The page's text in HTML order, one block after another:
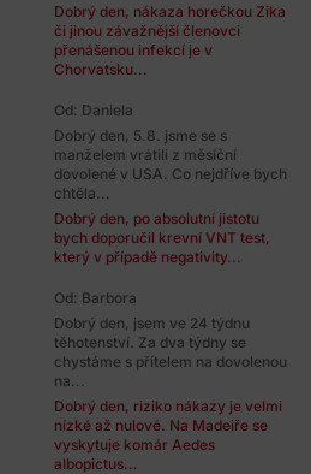
Dobrý den, nákaza horečkou Zika
či jinou závažnější členovci
přenášenou infekcí je v
Chorvatsku...
Od: Daniela
Dobrý den, 5.8. jsme se s
manželem vrátili z měsíční
dovolené v USA. Co nejdříve bych
chtěla...
Dobrý den, po absolutní jistotu
bych doporučil krevní VNT test,
který v případě negativity...
Od: Barbora
Dobrý den, jsem ve 24 týdnu
těhotenství. Za dva týdny se
chystáme s přítelem na dovolenou
na...
Dobrý den, riziko nákazy je velmi
nízké až nulové. Na Madeiře se
vyskytuje komár Aedes
albopictus...